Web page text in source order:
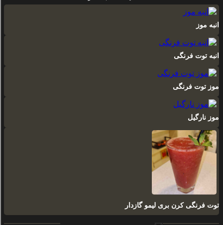
انبه موز
انبه توت فرنگی
موز توت فرنگی
موز نارگیل
توت فرنگی کرن بری لیمو گازدار